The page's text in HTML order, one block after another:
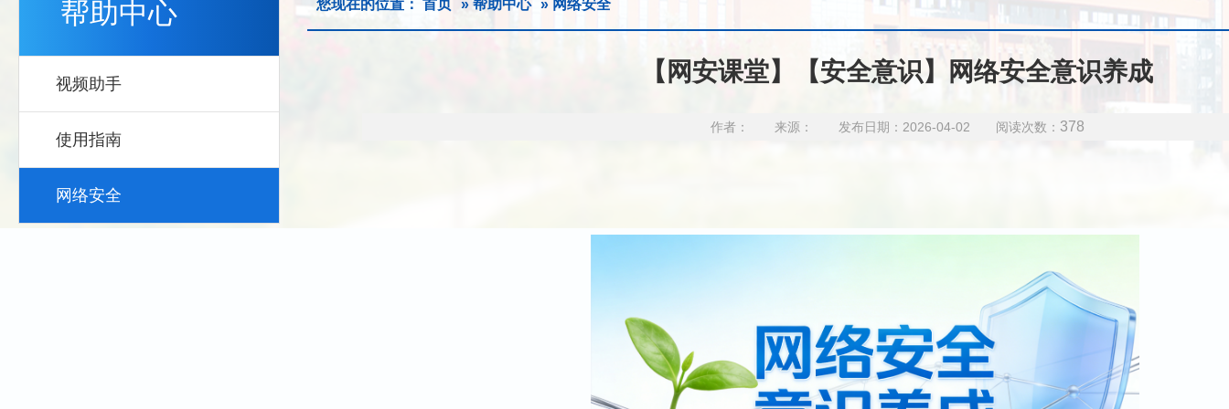
帮助中心
视频助手
使用指南
网络安全
您现在的位置： 首页 » 帮助中心 » 网络安全
【网安课堂】【安全意识】网络安全意识养成
作者： 来源： 发布日期：2026-04-02 阅读次数： 378